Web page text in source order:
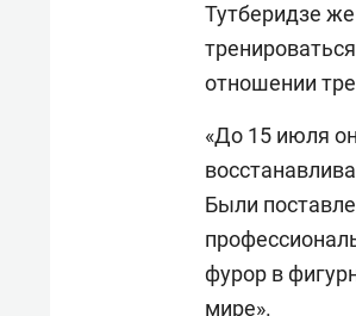
Тутберидзе
отношении
«До 15 июля
Были
фурор в
мире».